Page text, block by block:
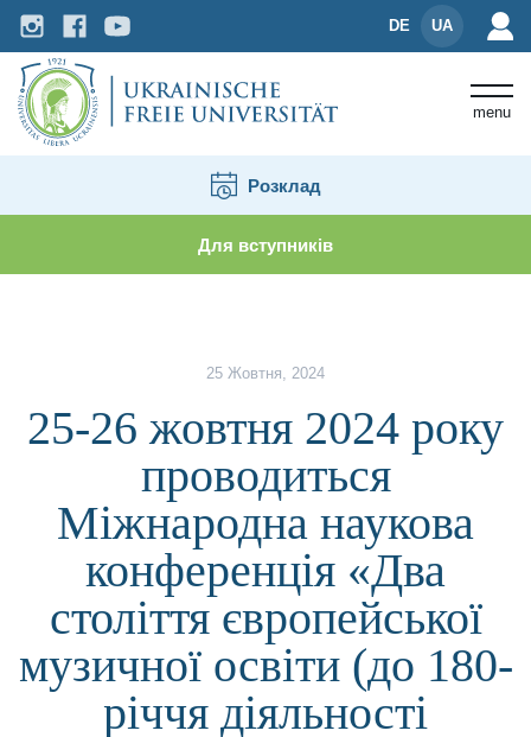
DE UA
menu
Розклад
Для вступників
25-26 жовтня 2024 року
25 Жовтня, 2024
25-26 жовтня 2024 року
проводиться
Міжнародна наукова
конференція «Два
століття європейської
музичної освіти (до 180-
річчя діяльності